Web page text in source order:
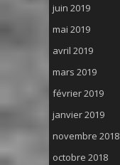
juin 2019
mai 2019
avril 2019
mars 2019
février 2019
janvier 2019
novembre 2018
octobre 2018